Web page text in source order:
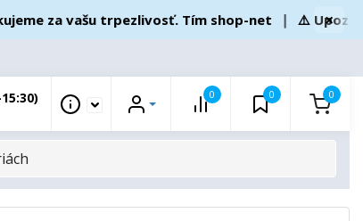
za vašu trpezlivosť. Tím shop-net❘⚠️ ×
0 0 0